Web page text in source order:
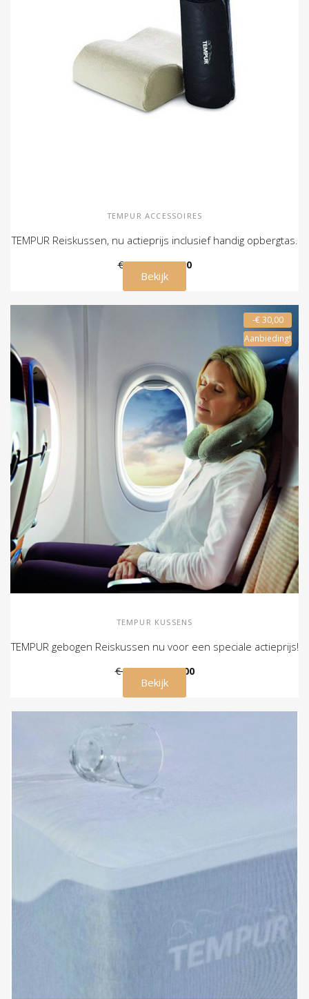
TEMPUR ACCESSOIRES
TEMPUR Reiskussen, nu actieprijs inclusief handig opbergtas.
€ 99,00 € 79,00
Bekijk
-€ 30,00
Aanbieding!
TEMPUR KUSSENS
TEMPUR gebogen Reiskussen nu voor een speciale actieprijs!
€ 109,00 € 79,00
Bekijk